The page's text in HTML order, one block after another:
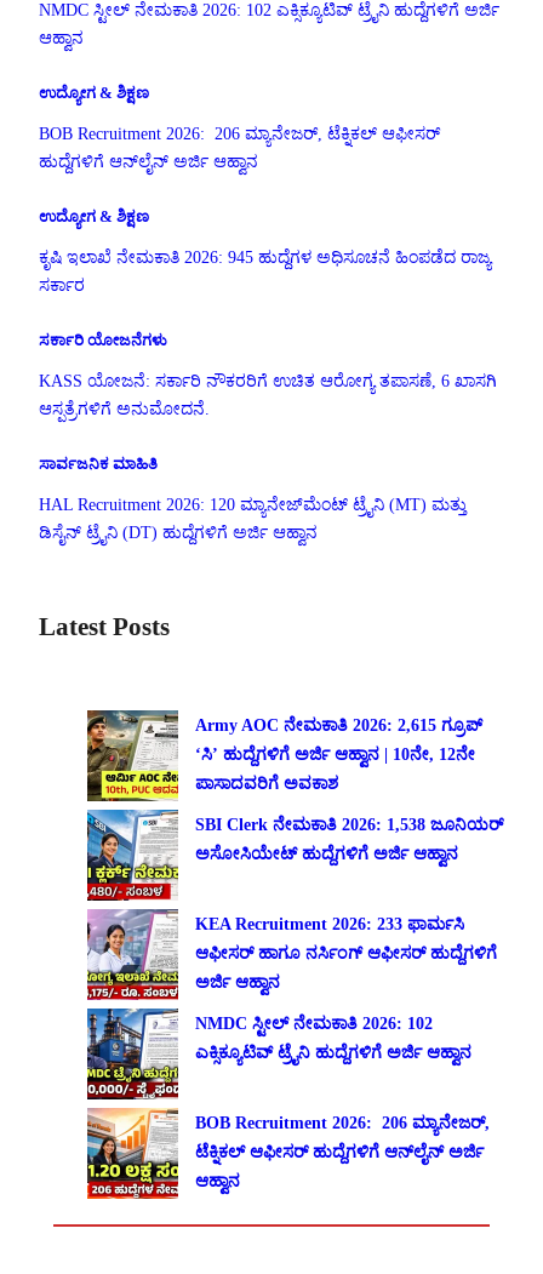
NMDC ಸ್ಟೀಲ್ ನೇಮಕಾತಿ 2026: 102 ಎಕ್ಸಿಕ್ಯೂಟಿವ್ ಟ್ರೈನಿ ಹುದ್ದೆಗಳಿಗೆ ಅರ್ಜಿ
ಆಹ್ವಾನ
ಉದ್ಯೋಗ & ಶಿಕ್ಷಣ
BOB Recruitment 2026: 206 ಮ್ಯಾನೇಜರ್, ಟೆಕ್ನಿಕಲ್ ಆಫೀಸರ್
ಹುದ್ದೆಗಳಿಗೆ ಆನ್‌ಲೈನ್ ಅರ್ಜಿ ಆಹ್ವಾನ
ಉದ್ಯೋಗ & ಶಿಕ್ಷಣ
ಕೃಷಿ ಇಲಾಖೆ ನೇಮಕಾತಿ 2026: 945 ಹುದ್ದೆಗಳ ಅಧಿಸೂಚನೆ ಹಿಂಪಡೆದ ರಾಜ್ಯ
ಸರ್ಕಾರ
ಸರ್ಕಾರಿ ಯೋಜನೆಗಳು
KASS ಯೋಜನೆ: ಸರ್ಕಾರಿ ನೌಕರರಿಗೆ ಉಚಿತ ಆರೋಗ್ಯ ತಪಾಸಣೆ, 6 ಖಾಸಗಿ
ಆಸ್ಪತ್ರೆಗಳಿಗೆ ಅನುಮೋದನೆ.
ಸಾರ್ವಜನಿಕ ಮಾಹಿತಿ
HAL Recruitment 2026: 120 ಮ್ಯಾನೇಜ್‌ಮೆಂಟ್ ಟ್ರೈನಿ (MT) ಮತ್ತು
ಡಿಸೈನ್ ಟ್ರೈನಿ (DT) ಹುದ್ದೆಗಳಿಗೆ ಅರ್ಜಿ ಆಹ್ವಾನ
Latest Posts
Army AOC ನೇಮಕಾತಿ 2026: 2,615 ಗ್ರೂಪ್
‘ಸಿ’ ಹುದ್ದೆಗಳಿಗೆ ಅರ್ಜಿ ಆಹ್ವಾನ | 10ನೇ, 12ನೇ
ಪಾಸಾದವರಿಗೆ ಅವಕಾಶ
SBI Clerk ನೇಮಕಾತಿ 2026: 1,538 ಜೂನಿಯರ್
ಅಸೋಸಿಯೇಟ್ ಹುದ್ದೆಗಳಿಗೆ ಅರ್ಜಿ ಆಹ್ವಾನ
KEA Recruitment 2026: 233 ಫಾರ್ಮಸಿ
ಆಫೀಸರ್ ಹಾಗೂ ನರ್ಸಿಂಗ್ ಆಫೀಸರ್ ಹುದ್ದೆಗಳಿಗೆ
ಅರ್ಜಿ ಆಹ್ವಾನ
NMDC ಸ್ಟೀಲ್ ನೇಮಕಾತಿ 2026: 102
ಎಕ್ಸಿಕ್ಯೂಟಿವ್ ಟ್ರೈನಿ ಹುದ್ದೆಗಳಿಗೆ ಅರ್ಜಿ ಆಹ್ವಾನ
BOB Recruitment 2026: 206 ಮ್ಯಾನೇಜರ್,
ಟೆಕ್ನಿಕಲ್ ಆಫೀಸರ್ ಹುದ್ದೆಗಳಿಗೆ ಆನ್‌ಲೈನ್ ಅರ್ಜಿ
ಆಹ್ವಾನ